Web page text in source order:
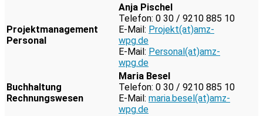
Projektmanagement
Personal
Anja Pischel
Telefon: 0 30 / 9210 885 10
E-Mail: Projekt(at)amz-
wpg.de
E-Mail: Personal(at)amz-
wpg.de
Buchhaltung
Rechnungswesen
Maria Besel
Telefon: 0 30 / 9210 885 10
E-Mail: maria.besel(at)amz-
wpg.de